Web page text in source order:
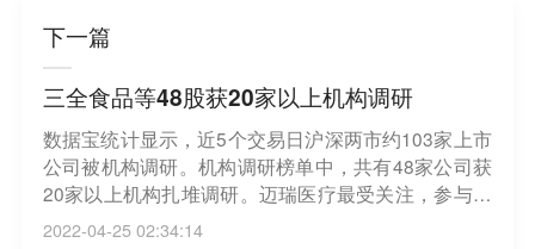
下一篇
三全食品等48股获20家以上机构调研
数据宝统计显示，近5个交易日沪深两市约103家上市
公司被机构调研。机构调研榜单中，共有48家公司获
20家以上机构扎堆调研。迈瑞医疗最受关注，参与调
研的机构达到551家；珀莱雅、三全食品、视源股份
2022-04-25 02:34:14